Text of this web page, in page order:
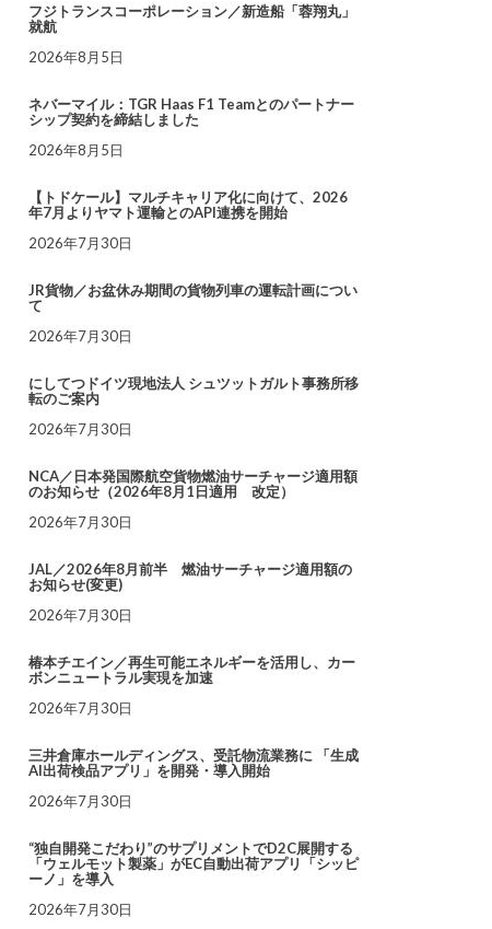
フジトランスコーポレーション／新造船「蓉翔丸」
就航
2026年8月5日
ネバーマイル：TGR Haas F1 Teamとのパートナー
シップ契約を締結しました
2026年8月5日
【トドケール】マルチキャリア化に向けて、2026
年7月よりヤマト運輸とのAPI連携を開始
2026年7月30日
JR貨物／お盆休み期間の貨物列車の運転計画につい
て
2026年7月30日
にしてつドイツ現地法人 シュツットガルト事務所移
転のご案内
2026年7月30日
NCA／日本発国際航空貨物燃油サーチャージ適用額
のお知らせ（2026年8月1日適用 改定）
2026年7月30日
JAL／2026年8月前半 燃油サーチャージ適用額の
お知らせ(変更)
2026年7月30日
椿本チエイン／再生可能エネルギーを活用し、カー
ボンニュートラル実現を加速
2026年7月30日
三井倉庫ホールディングス、受託物流業務に 「生成
AI出荷検品アプリ」を開発・導入開始
2026年7月30日
“独自開発こだわり”のサプリメントでD2C展開する
「ウェルモット製薬」がEC自動出荷アプリ「シッピ
ーノ」を導入
2026年7月30日